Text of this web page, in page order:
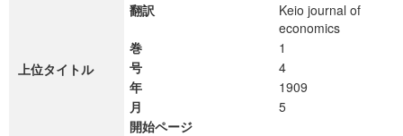
上位タイトル
翻訳
Keio journal of
economics
巻
1
号
4
年
1909
月
5
開始ページ